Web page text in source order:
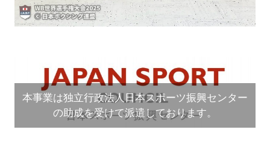
本事業は独立行政法人日本スポーツ振興センター
の助成を受けて派遣しております。